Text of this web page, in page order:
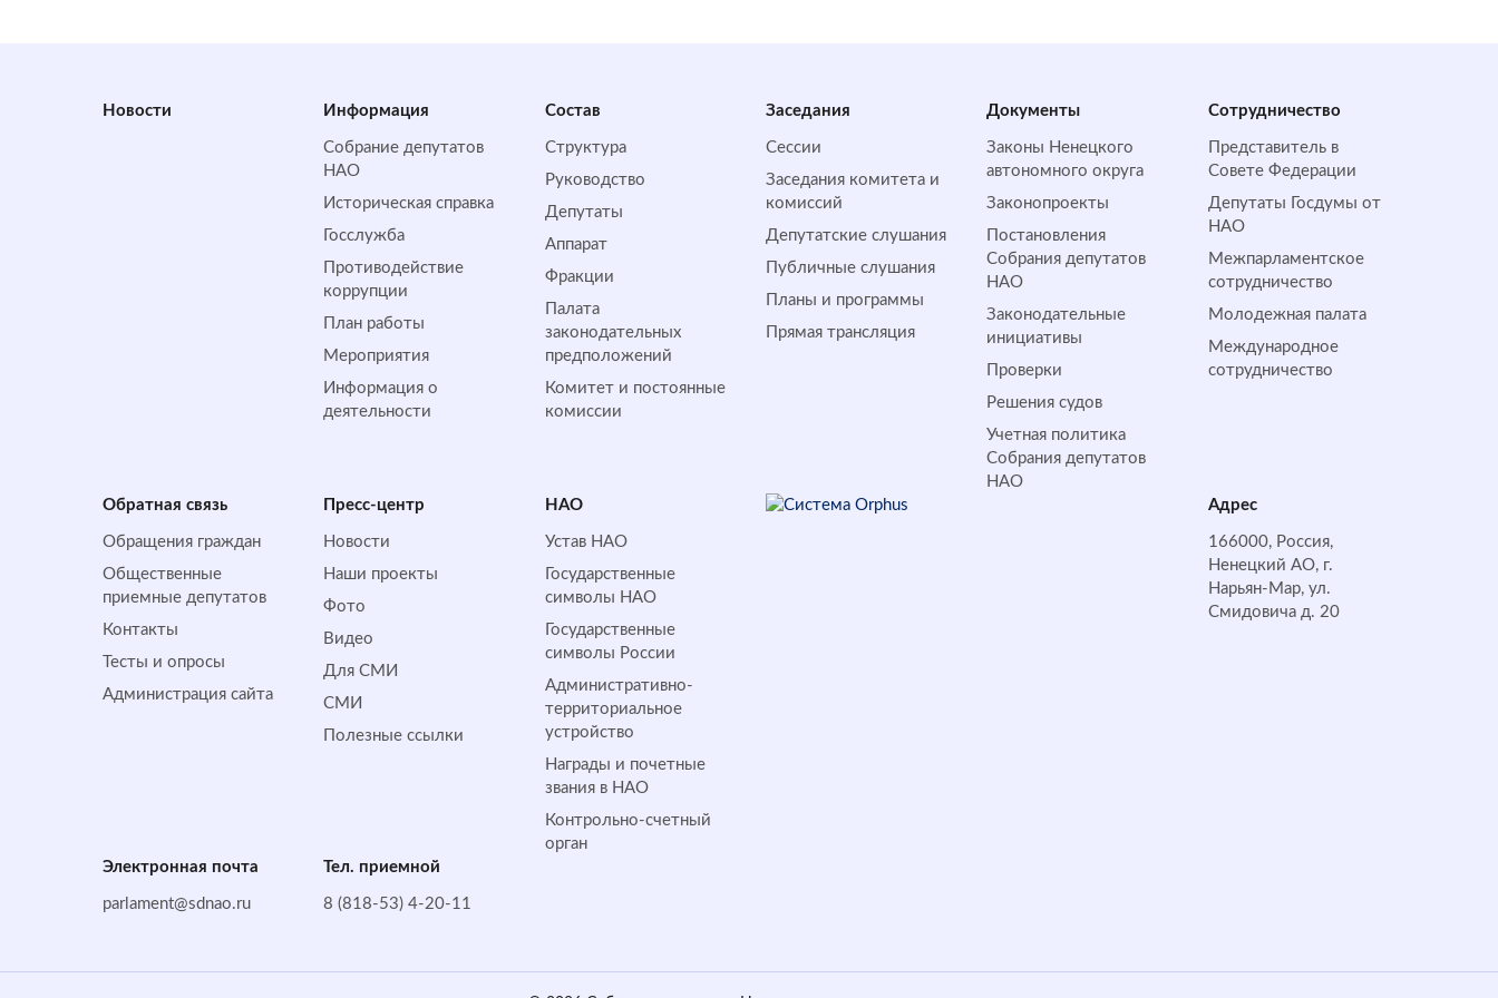
Новости Информация
Собрание депутатов
НАО
Историческая справка
Госслужба
Противодействие
коррупции
План работы
Мероприятия
Информация о
деятельности
Состав
Структура
Руководство
Депутаты
Аппарат
Фракции
Палата
законодательных
предположений
Комитет и постоянные
комиссии
Заседания
Сессии
Заседания комитета и
комиссий
Депутатские слушания
Публичные слушания
Планы и программы
Прямая трансляция
Документы
Законы Ненецкого
автономного округа
Законопроекты
Постановления
Собрания депутатов
НАО
Законодательные
инициативы
Проверки
Решения судов
Учетная политика
Собрания депутатов
НАО
Сотрудничество
Представитель в
Совете Федерации
Депутаты Госдумы от
НАО
Межпарламентское
сотрудничество
Молодежная палата
Международное
сотрудничество
Обратная cвязь
Обращения граждан
Общественные
приемные депутатов
Контакты
Тесты и опросы
Администрация сайта
Пресс-центр
Новости
Наши проекты
Фото
Видео
Для СМИ
СМИ
Полезные ссылки
НАО
Устав НАО
Государственные
символы НАО
Государственные
символы России
Административно-
территориальное
устройство
Награды и почетные
звания в НАО
Контрольно-счетный
орган
Адрес
166000, Россия,
Ненецкий АО, г.
Нарьян-Мар, ул.
Смидовича д. 20
Электронная почта
parlament@sdnao.ru
Тел. приемной
8 (818-53) 4-20-11